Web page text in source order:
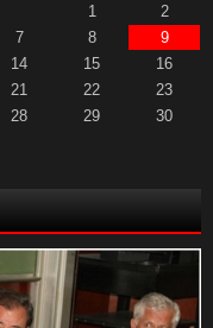
1
2
7 8
9
14 15
16
21 22
23
28 29
30